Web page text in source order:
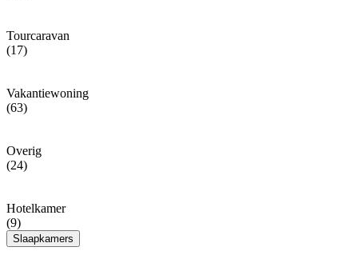
Tourcaravan
(17)
Vakantiewoning
(63)
Overig
(24)
Hotelkamer
(9)
Slaapkamers